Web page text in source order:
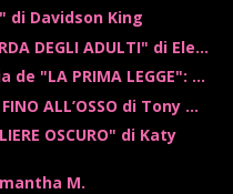
di Davidson King
DEGLI ADULTI" di Ele...
de "LA PRIMA LEGGE": ...
ALL’OSSO di Tony ...
OSCURO" di Katy
M.